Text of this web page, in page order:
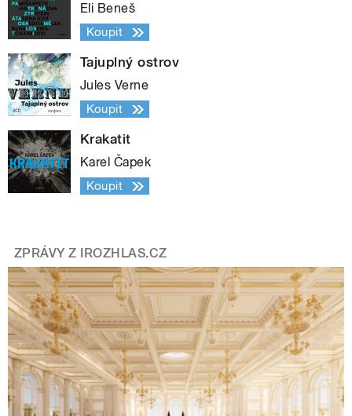
Eli Beneš
Koupit
Tajuplný ostrov
Jules Verne
Koupit
Krakatit
Karel Čapek
Koupit
ZPRÁVY Z IROZHLAS.CZ